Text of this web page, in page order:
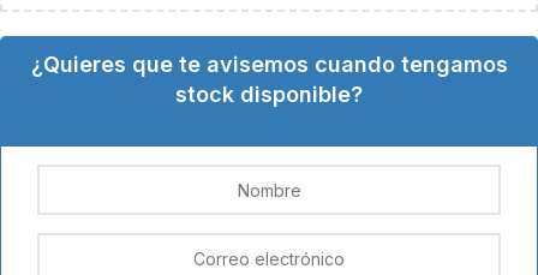
¿Quieres que te avisemos cuando tengamos
stock disponible?